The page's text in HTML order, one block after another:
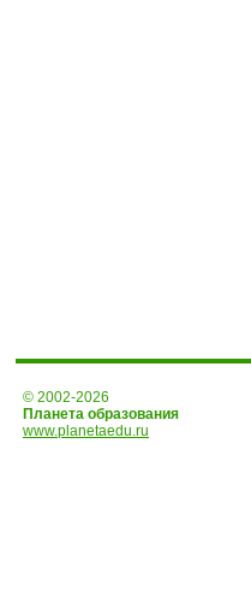
© 2002-2026
Планета образования
www.planetaedu.ru